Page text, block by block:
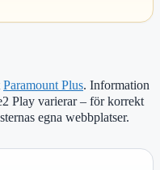
Paramount Plus. Information
Play varierar – för korrekt
egna webbplatser.